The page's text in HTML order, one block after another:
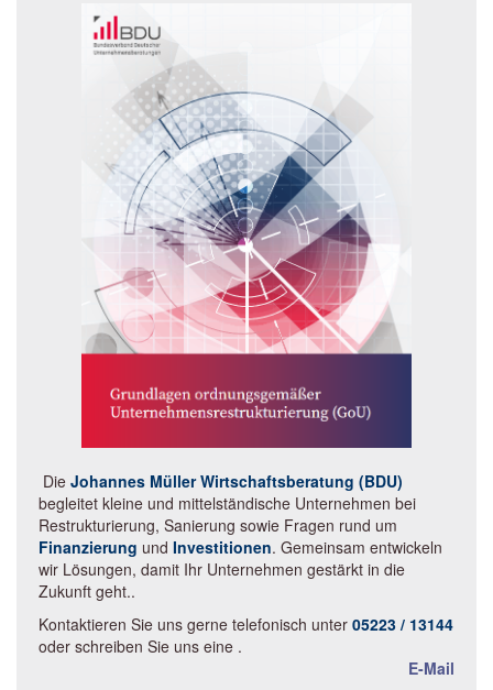
Die Johannes Müller Wirtschaftsberatung (BDU)
begleitet kleine und mittelständische Unternehmen bei
Restrukturierung, Sanierung sowie Fragen rund um
Finanzierung und Investitionen. Gemeinsam entwickeln
wir Lösungen, damit Ihr Unternehmen gestärkt in die
Zukunft geht..
Kontaktieren Sie uns gerne telefonisch unter 05223 / 13144
oder schreiben Sie uns eine
E-Mail
.